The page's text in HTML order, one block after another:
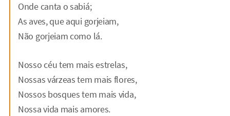
Onde canta o sabiá;
As aves, que aqui gorjeiam,
Não gorjeiam como lá.
Nosso céu tem mais estrelas,
Nossas várzeas tem mais flores,
Nossos bosques tem mais vida,
Nossa vida mais amores.